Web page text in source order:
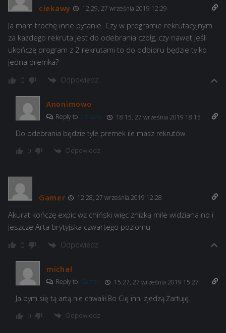
ciekawy 12:29, 27 września 2019 12:29
Ja mam trochę inne pytanie. Czy w programie rekrutacyjnym
za każdego rekruta jest do odebrania czołg, czy nawet jeśli
ukończę program z 2 rekrutami to do odbioru będzie tylko
jedna premka?
0 Odpowiedz
Anonimowo
Reply to ciekawy 18:15, 27 września 2019 18:15
Do odebrania będzie tyle premek ile masz rekrutów
0 Odpowiedz
Gamer 12:28, 27 września 2019 12:28
Akurat kończę expic wz chiński więc zniżką mile widziana no i
jeszcze Arta brytyjska czwartego poziomu
0 Odpowiedz
michał
Reply to Gamer 15:27, 27 września 2019 15:27
Ja bym się tą artą nie chwalił.Bo Cię inni zjedzą.Żartuję.
0 Odpowiedz